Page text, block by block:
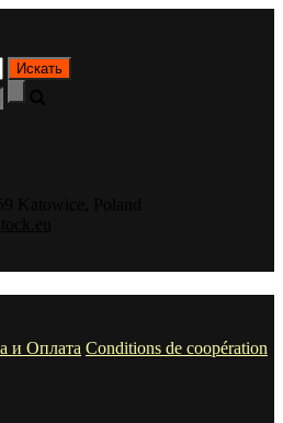
и Оплата Conditions de coopération